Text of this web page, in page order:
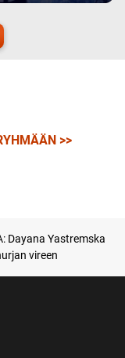
>>
Dayana Yastremska
vireen